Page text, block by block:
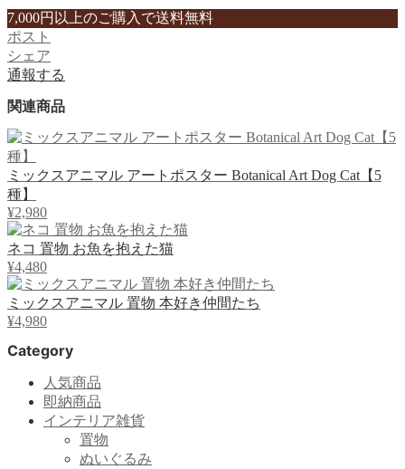
7,000円以上のご購入で送料無料
ポスト
シェア
通報する
関連商品
ミックスアニマル アートポスター Botanical Art Dog Cat【5
種】
¥2,980
ネコ 置物 お魚を抱えた猫
¥4,480
ミックスアニマル 置物 本好き仲間たち
¥4,980
Category
人気商品
即納商品
インテリア雑貨
置物
ぬいぐるみ